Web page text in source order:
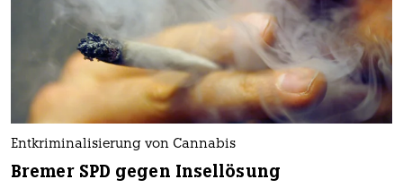
Entkriminalisierung von Cannabis
Bremer SPD gegen Insellösung